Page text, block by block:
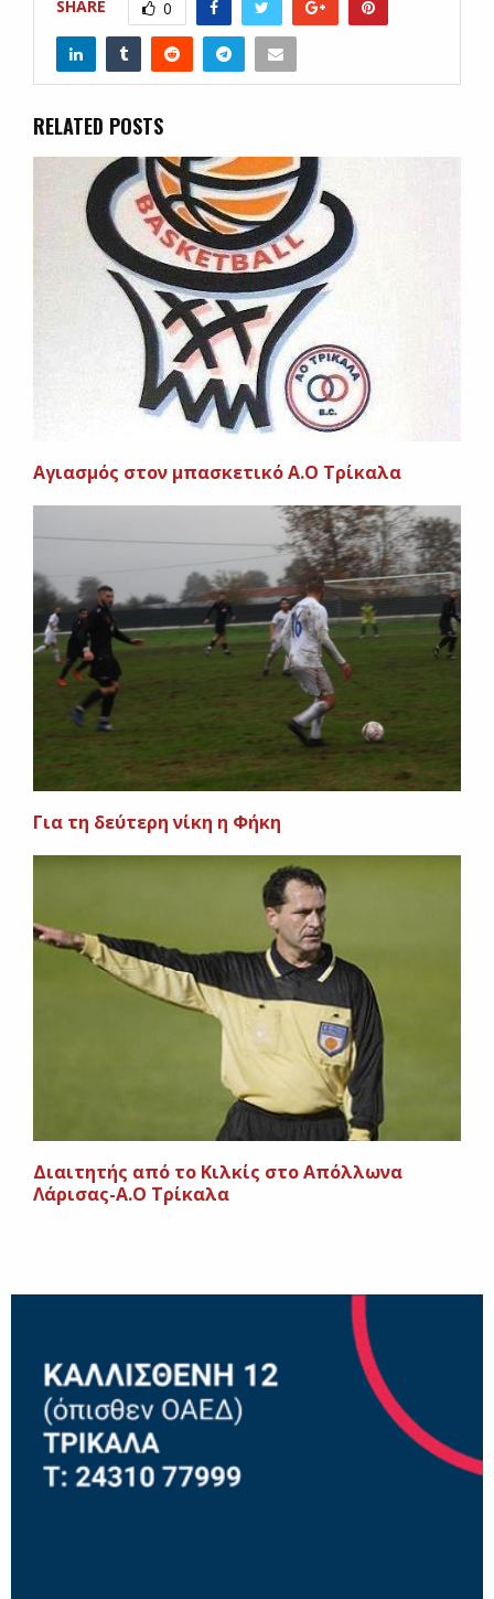
SHARE 0
RELATED POSTS
Αγιασμός στον μπασκετικό Α.Ο Τρίκαλα
Για τη δεύτερη νίκη η Φήκη
Διαιτητής από το Κιλκίς στο Απόλλωνα
Λάρισας-Α.Ο Τρίκαλα